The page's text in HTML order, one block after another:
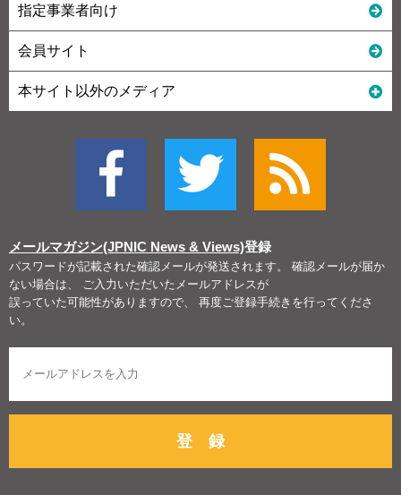
指定事業者向け
会員サイト
本サイト以外のメディア
メールマガジン(JPNIC News & Views)登録
パスワードが記載された確認メールが発送されます。 確認メールが届か
ない場合は、 ご入力いただいたメールアドレスが
誤っていた可能性がありますので、 再度ご登録手続きを行ってくださ
い。
登 録